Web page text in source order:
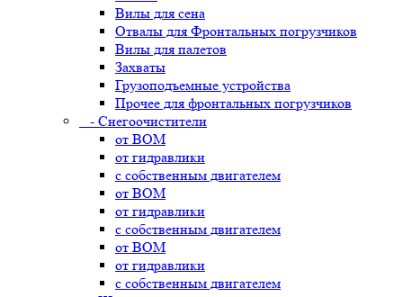
Вилы для сена
Отвалы для Фронтальных погрузчиков
Вилы для палетов
Захваты
Грузоподъемные устройства
Прочее для фронтальных погрузчиков
- Снегоочистители
от ВОМ
от гидравлики
с собственным двигателем
от ВОМ
от гидравлики
с собственным двигателем
от ВОМ
от гидравлики
с собственным двигателем